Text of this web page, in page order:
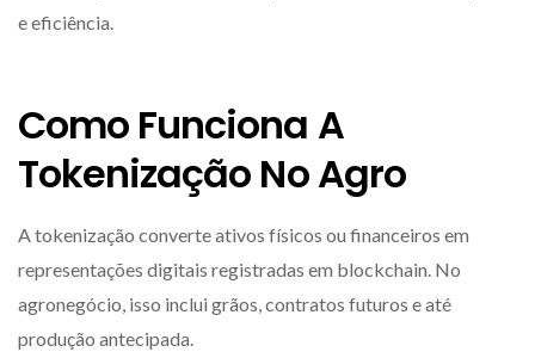
e eficiência.
Como Funciona A
Tokenização No Agro
A tokenização converte ativos físicos ou financeiros em
representações digitais registradas em blockchain. No
agronegócio, isso inclui grãos, contratos futuros e até
produção antecipada.